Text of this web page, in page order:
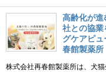
高齢化が進
社との協業
グケアピ
春館製薬所
株式会社再春館製薬所は、犬